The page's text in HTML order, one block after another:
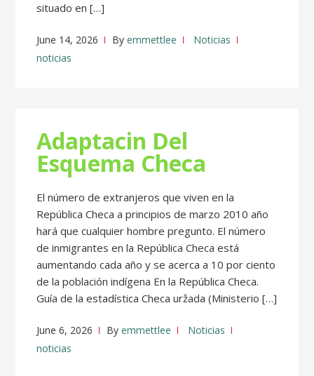
situado en […]
June 14, 2026 Byemmettlee
Noticias
noticias
Adaptacin Del
Esquema Checa
El número de extranjeros que viven en la
República Checa a principios de marzo 2010 año
hará que cualquier hombre pregunto. El número
de inmigrantes en la República Checa está
aumentando cada año y se acerca a 10 por ciento
de la población indígena En la República Checa.
Guía de la estadística Checa uržada (Ministerio […]
June 6, 2026 Byemmettlee
Noticias
noticias